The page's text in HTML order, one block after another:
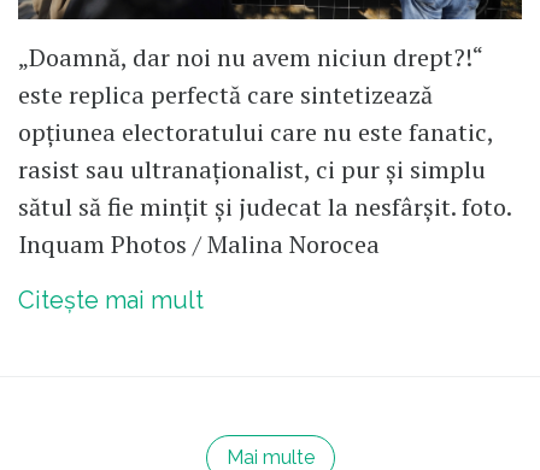
„Doamnă, dar noi nu avem niciun drept?!“
este replica perfectă care sintetizează
opțiunea electoratului care nu este fanatic,
rasist sau ultranaționalist, ci pur și simplu
sătul să fie mințit și judecat la nesfârșit. foto.
Inquam Photos / Malina Norocea
Citește mai mult
Mai multe